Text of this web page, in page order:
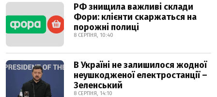
РФ знищила важливі склади
Фори: клієнти скаржаться на
порожні полиці
8 СЕРПНЯ, 10:40
В Україні не залишилося жодної
неушкодженої електростанції –
Зеленський
8 СЕРПНЯ, 14:10